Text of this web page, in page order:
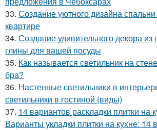
33. Создание уютного дизайна
квартире
34. Создание удивительного декора
глины для вашей посуды
35. Как называется светильник на
бра?
36. Настенные светильники в
светильники в гостиной (виды)
37. 14 вариантов раскладки плитки на
Варианты укладки плитки на кухне: 14